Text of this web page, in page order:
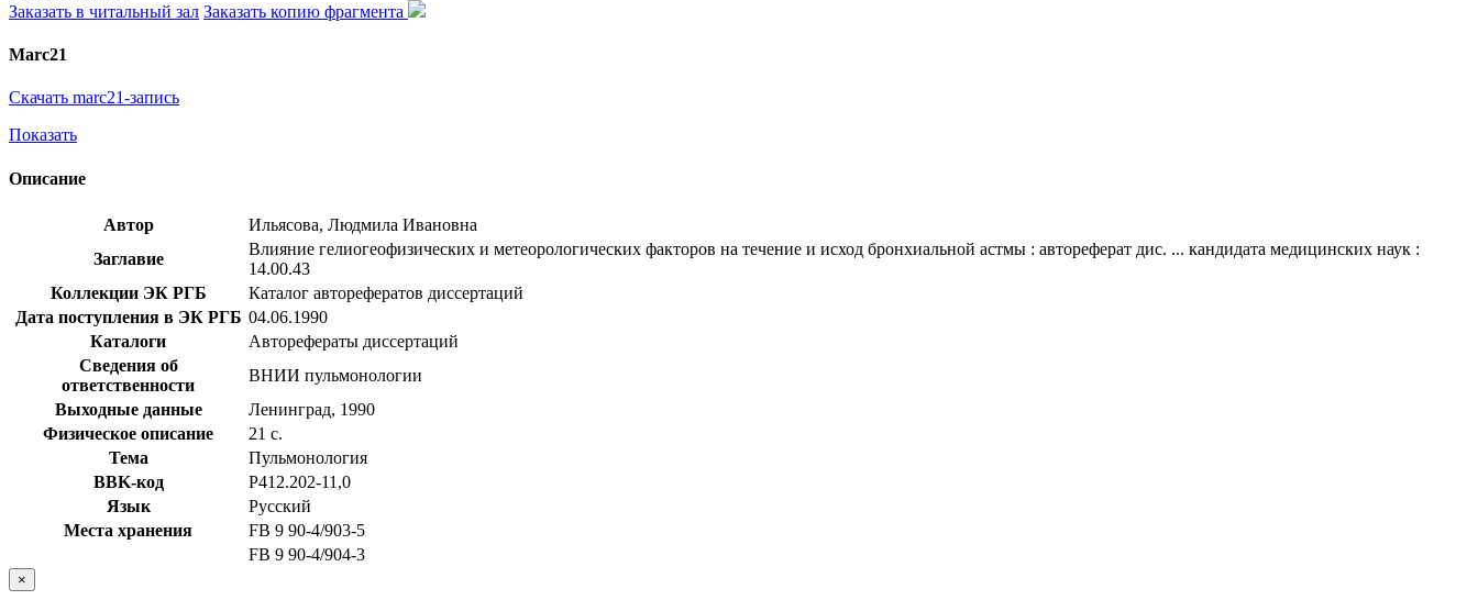
Заказать в читальный зал Заказать копию фрагмента
Marc21
Скачать marc21-запись
Показать
Описание
Автор
Ильясова, Людмила Ивановна
Заглавие
Влияние гелиогеофизических и метеорологических факторов на течение и исход бронхиальной астмы : автореферат дис. ... кандидата медицинских наук :
14.00.43
Коллекции ЭК РГБ
Каталог авторефератов диссертаций
Дата поступления в ЭК РГБ 04.06.1990
Каталоги
Авторефераты диссертаций
Сведения об
ответственности
ВНИИ пульмонологии
Выходные данные
Ленинград, 1990
Физическое описание
21 с.
Тема
Пульмонология
BBK-код
Р412.202-11,0
Язык
Русский
Места хранения
FB 9 90-4/903-5
FB 9 90-4/904-3
×